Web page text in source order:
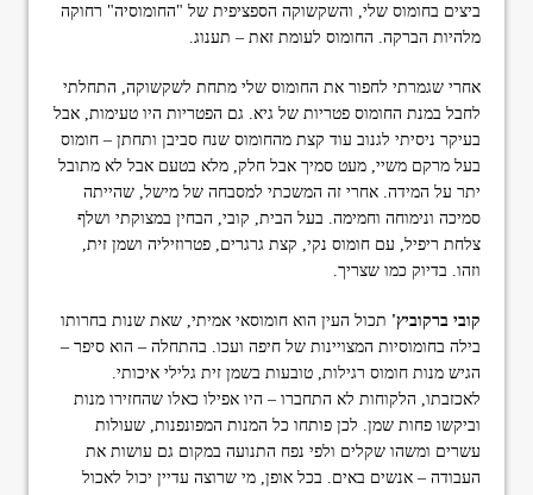
ביצים בחומוס שלי, והשקשוקה הספציפית של "החומוסיה" רחוקה
מלהיות הברקה. החומוס לעומת זאת – תענוג.
אחרי שגמרתי לחפור את החומוס שלי מתחת לשקשוקה, התחלתי
לחבל במנת החומוס פטריות של גיא. גם הפטריות היו טעימות, אבל
בעיקר ניסיתי לגנוב עוד קצת מהחומוס שנח סביבן ותחתן – חומוס
בעל מרקם משיי, מעט סמיך אבל חלק, מלא בטעם אבל לא מתובל
יתר על המידה. אחרי זה המשכתי למסבחה של מישל, שהייתה
סמיכה ונימוחה וחמימה. בעל הבית, קובי, הבחין במצוקתי ושלף
צלחת ריפיל, עם חומוס נקי, קצת גרגרים, פטרוזיליה ושמן זית,
וזהו. בדיוק כמו שצריך.
קובי ברקוביץ' תכול העין הוא חומוסאי אמיתי, שאת שנות בחרותו
בילה בחומוסיות המצויינות של חיפה ועכו. בהתחלה – הוא סיפר –
הגיש מנות חומוס רגילות, טובעות בשמן זית גלילי איכותי.
לאכזבתו, הלקוחות לא התחברו – היו אפילו כאלו שהחזירו מנות
וביקשו פחות שמן. לכן פותחו כל המנות המפונפנות, שעולות
עשרים ומשהו שקלים ולפי נפח התנועה במקום גם עושות את
העבודה – אנשים באים. בכל אופן, מי שרוצה עדיין יכול לאכול